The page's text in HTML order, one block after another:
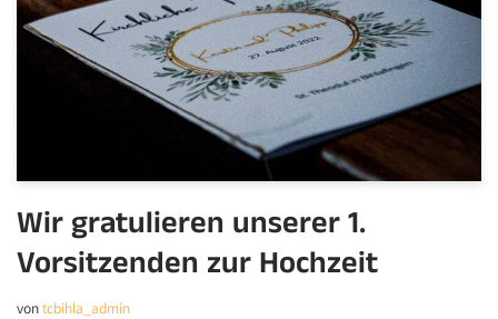
Wir gratulieren unserer 1.
Vorsitzenden zur Hochzeit
vontcbihla_admin